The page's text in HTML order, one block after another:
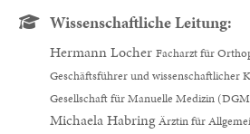
Wissenschaftliche Leitung:
Hermann Locher Facharzt für
Geschäftsführer und wissenschaftlicher
Gesellschaft für Manuelle Medizin
Michaela HabringÄrztin für